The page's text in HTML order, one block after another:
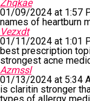
Zhqkae
01/09/2024 at 1:57
names of heartburn
Vezxdt
01/11/2024 at 1:01
best prescription
strongest acne
Azmssl
01/13/2024 at 5:34
is claritin stronger